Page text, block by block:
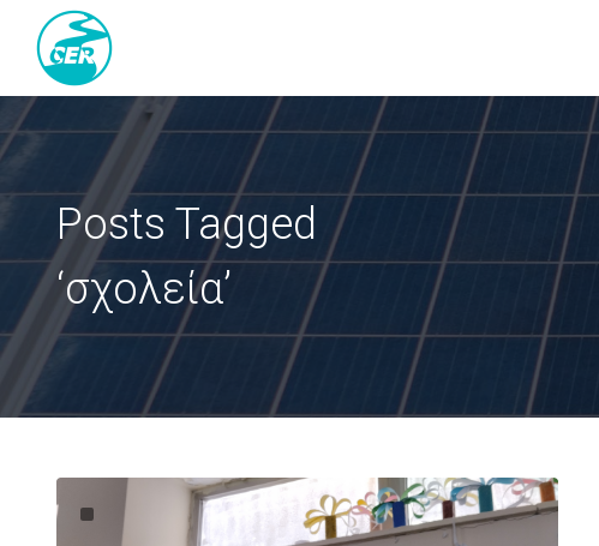
Posts Tagged
‘σχολεία’